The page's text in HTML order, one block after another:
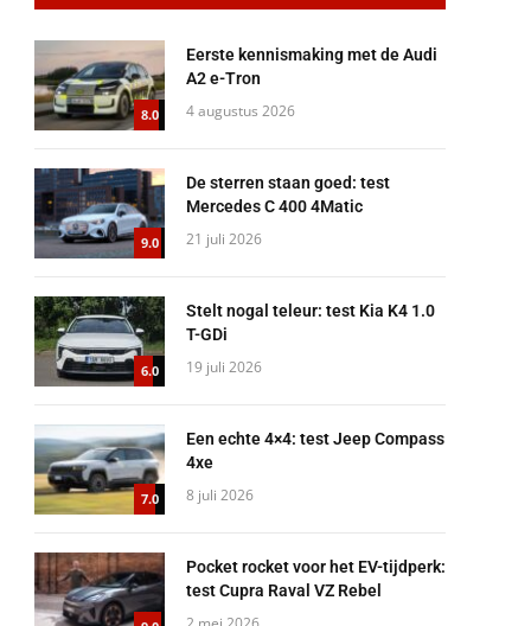
8.0
Eerste kennismaking met de Audi
A2 e-Tron
4 augustus 2026
9.0
De sterren staan goed: test
Mercedes C 400 4Matic
21 juli 2026
6.0
Stelt nogal teleur: test Kia K4 1.0
T-GDi
19 juli 2026
7.0
Een echte 4×4: test Jeep Compass
4xe
8 juli 2026
Pocket rocket voor het EV-tijdperk:
test Cupra Raval VZ Rebel